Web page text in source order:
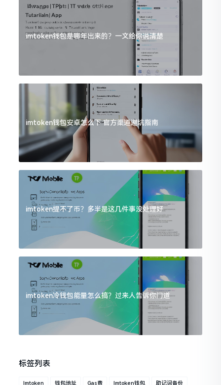
imtoken钱包是哪年出来的？一文给你说清楚
imtoken钱包安卓怎么下 官方渠道避坑指南
imtoken提不了币？多半是这几件事没处理好
imtoken冷钱包能量怎么搞？过来人告诉你门道
标签列表
Imtoken 钱包地址 Gas费 Imtoken钱包 助记词备份